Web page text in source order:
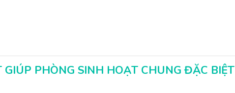
Biệt
PHÒNG SINH HOẠT CHUNG ĐẶC BIỆT